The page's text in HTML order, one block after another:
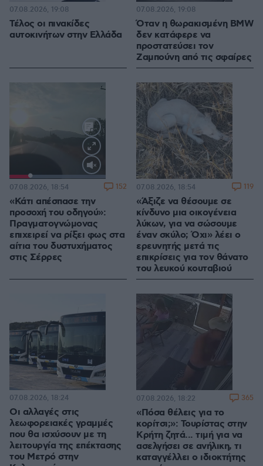
Τέλος οι πινακίδες
αυτοκινήτων στην Ελλάδα
07.08.2026, 19:08
Όταν η θωρακισμένη BMW
δεν κατάφερε να
προστατεύσει τον
Ζαμπούνη από τις σφαίρες
07.08.2026, 19:08
Loaded:
100.00%
«Κάτι απέσπασε την
προσοχή του οδηγού»:
Πραγματογνώμονας
επιχειρεί να ρίξει φως στα
αίτια του δυστυχήματος
στις Σέρρες
07.08.2026, 18:54 152
«Άξιζε να θέσουμε σε
κίνδυνο μια οικογένεια
λύκων, για να σώσουμε
έναν σκύλο; Όχι» λέει ο
ερευνητής μετά τις
επικρίσεις για τον θάνατο
του λευκού κουταβιού
07.08.2026, 18:54 119
Οι αλλαγές στις
λεωφορειακές γραμμές
που θα ισχύσουν με τη
λειτουργία της επέκτασης
του Μετρό στην
07.08.2026, 18:24
«Πόσα θέλεις για το
κορίτσι;»: Τουρίστας στην
Κρήτη ζητά... τιμή για να
ασελγήσει σε ανήλικη, τι
καταγγέλλει ο ιδιοκτήτης
07.08.2026, 18:22 365